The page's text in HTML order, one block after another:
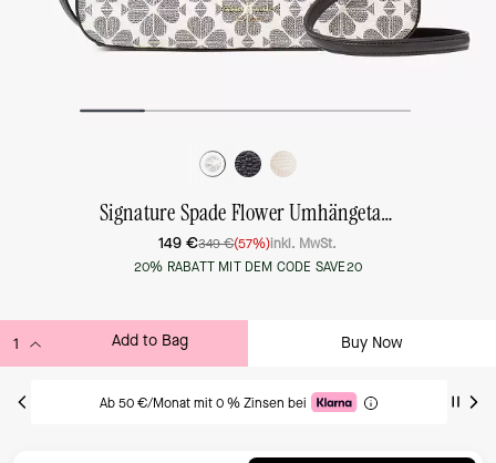
Signature Spade Flower Umhängetasche, Wandelbar, Mittelgroß
149 €349 €(57%)inkl. MwSt.
20% RABATT MIT DEM CODE SAVE20
Add to Bag Buy Now
Ab 50 €/Monat mit 0 % Zinsen bei